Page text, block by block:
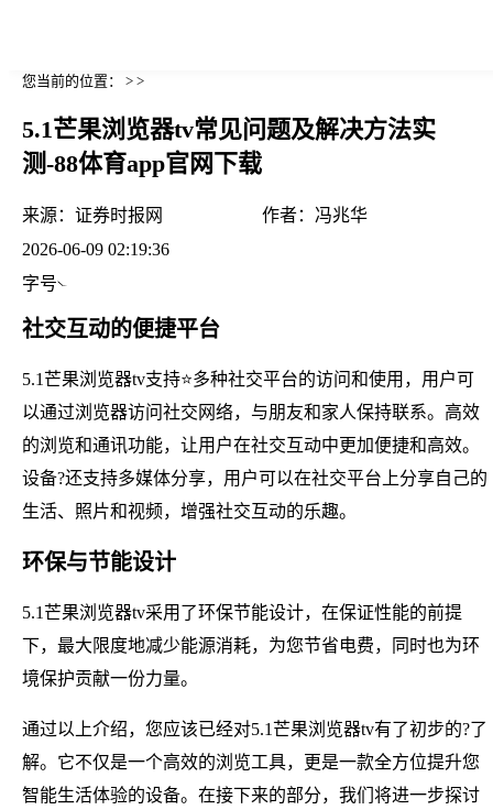
您当前的位置： > >
5.1芒果浏览器tv常见问题及解决方法实
测-88体育app官网下载
来源： 证券时报网 作者： 冯兆华
2026-06-09 02:19:36
字号
社交互动的便捷平台
5.1芒果浏览器tv支持⭐多种社交平台的访问和使用，用户可
以通过浏览器访问社交网络，与朋友和家人保持联系。高效
的浏览和通讯功能，让用户在社交互动中更加便捷和高效。
设备?还支持多媒体分享，用户可以在社交平台上分享自己的
生活、照片和视频，增强社交互动的乐趣。
环保与节能设计
5.1芒果浏览器tv采用了环保节能设计，在保证性能的前提
下，最大限度地减少能源消耗，为您节省电费，同时也为环
境保护贡献一份力量。
通过以上介绍，您应该已经对5.1芒果浏览器tv有了初步的?了
解。它不仅是一个高效的浏览工具，更是一款全方位提升您
智能生活体验的设备。在接下来的部分，我们将进一步探讨